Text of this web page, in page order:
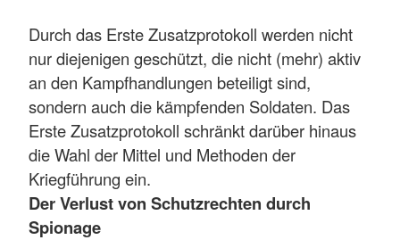
Durch das Erste Zusatzprotokoll werden nicht
nur diejenigen geschützt, die nicht (mehr) aktiv
an den Kampfhandlungen beteiligt sind,
sondern auch die kämpfenden Soldaten. Das
Erste Zusatzprotokoll schränkt darüber hinaus
die Wahl der Mittel und Methoden der
Kriegführung ein.
Der Verlust von Schutzrechten durch
Spionage